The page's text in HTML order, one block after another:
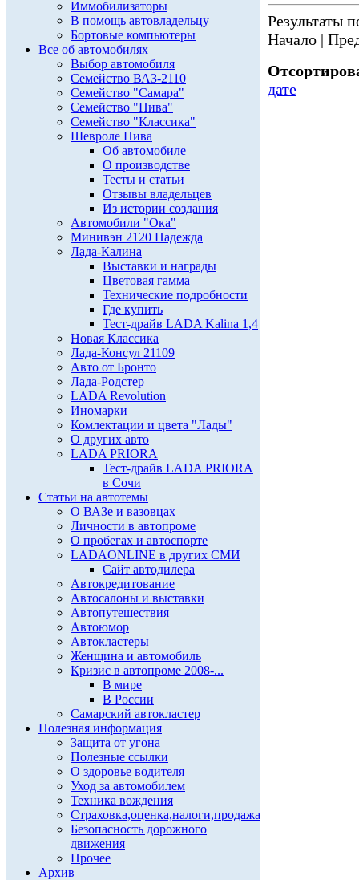
Иммобилизаторы
В помощь автовладельцу
Бортовые компьютеры
Все об автомобилях
Выбор автомобиля
Семейство ВАЗ-2110
Семейство "Самара"
Семейство "Нива"
Семейство "Классика"
Шевроле Нива
Об автомобиле
О производстве
Тесты и статьи
Отзывы владельцев
Из истории создания
Автомобили "Ока"
Минивэн 2120 Надежда
Лада-Калина
Выставки и награды
Цветовая гамма
Технические подробности
Где купить
Тест-драйв LADA Kalina 1,4
Новая Классика
Лада-Консул 21109
Авто от Бронто
Лада-Родстер
LADA Revolution
Иномарки
Комлектации и цвета "Лады"
О других авто
LADA PRIORA
Тест-драйв LADA PRIORA
в Сочи
Статьи на автотемы
О ВАЗе и вазовцах
Личности в автопроме
О пробегах и автоспорте
LADAONLINE в других СМИ
Сайт автодилера
Автокредитование
Автосалоны и выставки
Автопутешествия
Автоюмор
Автокластеры
Женщина и автомобиль
Кризис в автопроме 2008-...
В мире
В России
Самарский автокластер
Полезная информация
Защита от угона
Полезные ссылки
О здоровье водителя
Уход за автомобилем
Техника вождения
Страховка,оценка,налоги,продажа
Безопасность дорожного
движения
Прочее
Архив
Результаты
Начало |
дате